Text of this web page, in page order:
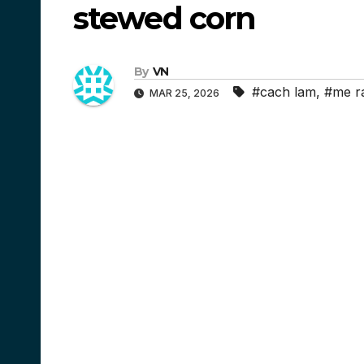
stewed corn
By VN
MAR 25, 2026 #cach lam, #me